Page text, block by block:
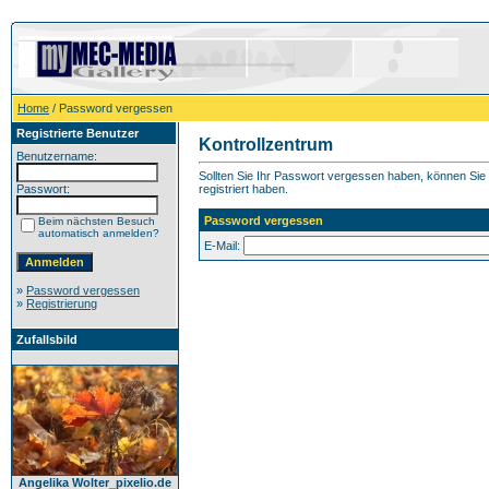
Home / Password vergessen
Registrierte Benutzer
Benutzername:
Passwort:
Beim nächsten Besuch
automatisch anmelden?
» Password vergessen
» Registrierung
Zufallsbild
Angelika Wolter_pixelio.de
Kontrollzentrum
Sollten Sie Ihr Passwort vergessen haben, können
registriert haben.
Password vergessen
E-Mail: